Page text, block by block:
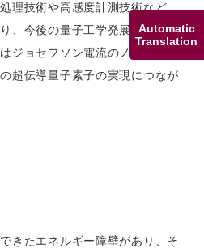
Automatic
Translation
理技術や高感度計測技術など
、今後の量子工学発展のカギを
ジョセフソン電流のノイズ起源
超伝導量子素子の実現につなが
きたエネルギー障壁があり、そ